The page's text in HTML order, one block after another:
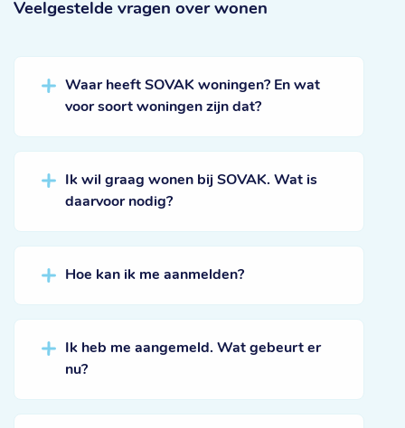
Veelgestelde vragen over wonen
Waar heeft SOVAK woningen? En wat
voor soort woningen zijn dat?
Ik wil graag wonen bij SOVAK. Wat is
daarvoor nodig?
Hoe kan ik me aanmelden?
Ik heb me aangemeld. Wat gebeurt er
nu?